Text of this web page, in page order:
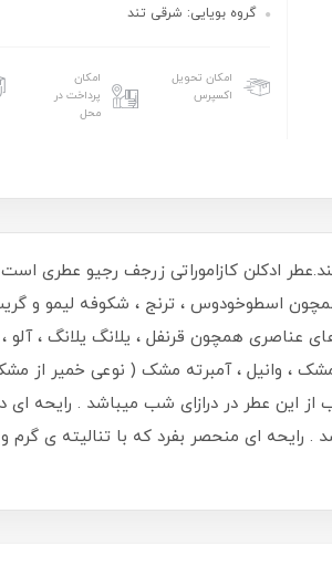
گروه بويايى: شرقى تند
امکان تحویل
اکسپرس
امکان
پرداخت در
محل
ادکلن کازاموراتی زرجف رجیو عطری است
اسطوخودوس ، ترنج ، شکوفه لیمو و گریپ
عناصری همچون قرنفل ، یلانگ یلانگ ،
، وانیل ، آمبرته مشک ( نوعی خمیر از
از این عطر در درازای شب میباشد .
ای منحصر بفرد که با تنالیته ی گرم و